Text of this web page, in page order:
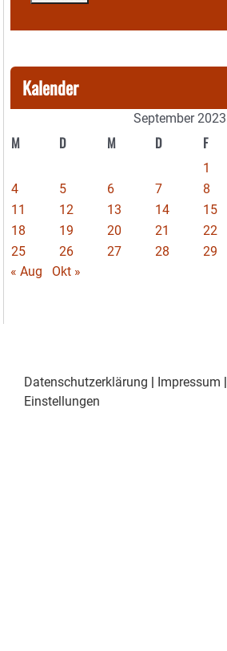
Kalender
September 2023
M D M D F
1
4
5 6 7 8
11
12 13 14 15
18
19 20 21 22
25
26 27 28 29
« Aug
Okt »
Datenschutzerklärung | Impressum |
Einstellungen